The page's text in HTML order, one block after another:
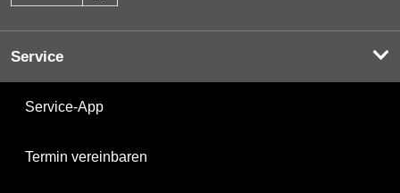
Service
Service-App
Termin vereinbaren